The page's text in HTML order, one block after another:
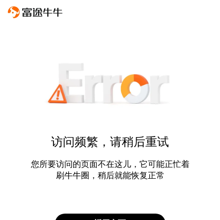
访问频繁，请稍后重试
您所要访问的页面不在这儿，它可能正忙着
刷牛牛圈，稍后就能恢复正常